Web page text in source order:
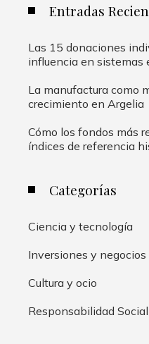
Entradas
Las 15 donaciones
influencia en sistemas
La manufactura como
crecimiento en Argelia
Cómo los fondos más
índices de referencia
Categorías
Ciencia y tecnología
Inversiones y negocios
Cultura y ocio
Responsabilidad Social